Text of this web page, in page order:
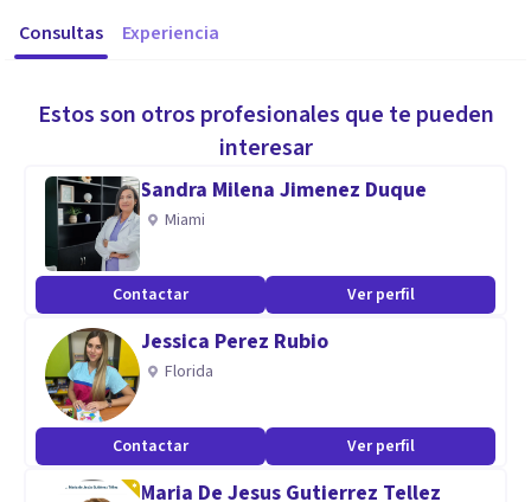
Consultas Experiencia
Estos son otros profesionales que te pueden
interesar
Sandra Milena Jimenez Duque
Miami
Contactar Ver perfil
Jessica Perez Rubio
Florida
Contactar Ver perfil
Maria De Jesus Gutierrez Tellez